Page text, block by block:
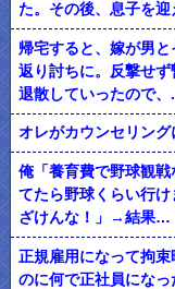
た。その後、息子を迎
帰宅すると、嫁が男
返り討ちに。反撃せ
退散していったので、
オレがカウンセリン
俺「養育費で野球観
てたら野球くらい行
ざけんな！」→結果…
正規雇用になって拘
のに何で正社員にな